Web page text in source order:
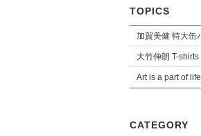
TOPICS
加賀美健 特大缶
大竹伸朗 T-shirts
Art is a part of life
CATEGORY